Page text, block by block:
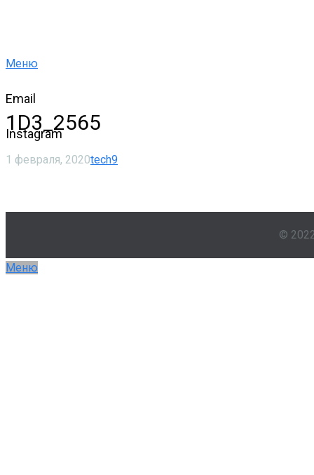
Меню
Email
Instagram
1D3_2565
1 февраля, 2020tech9
©
Меню